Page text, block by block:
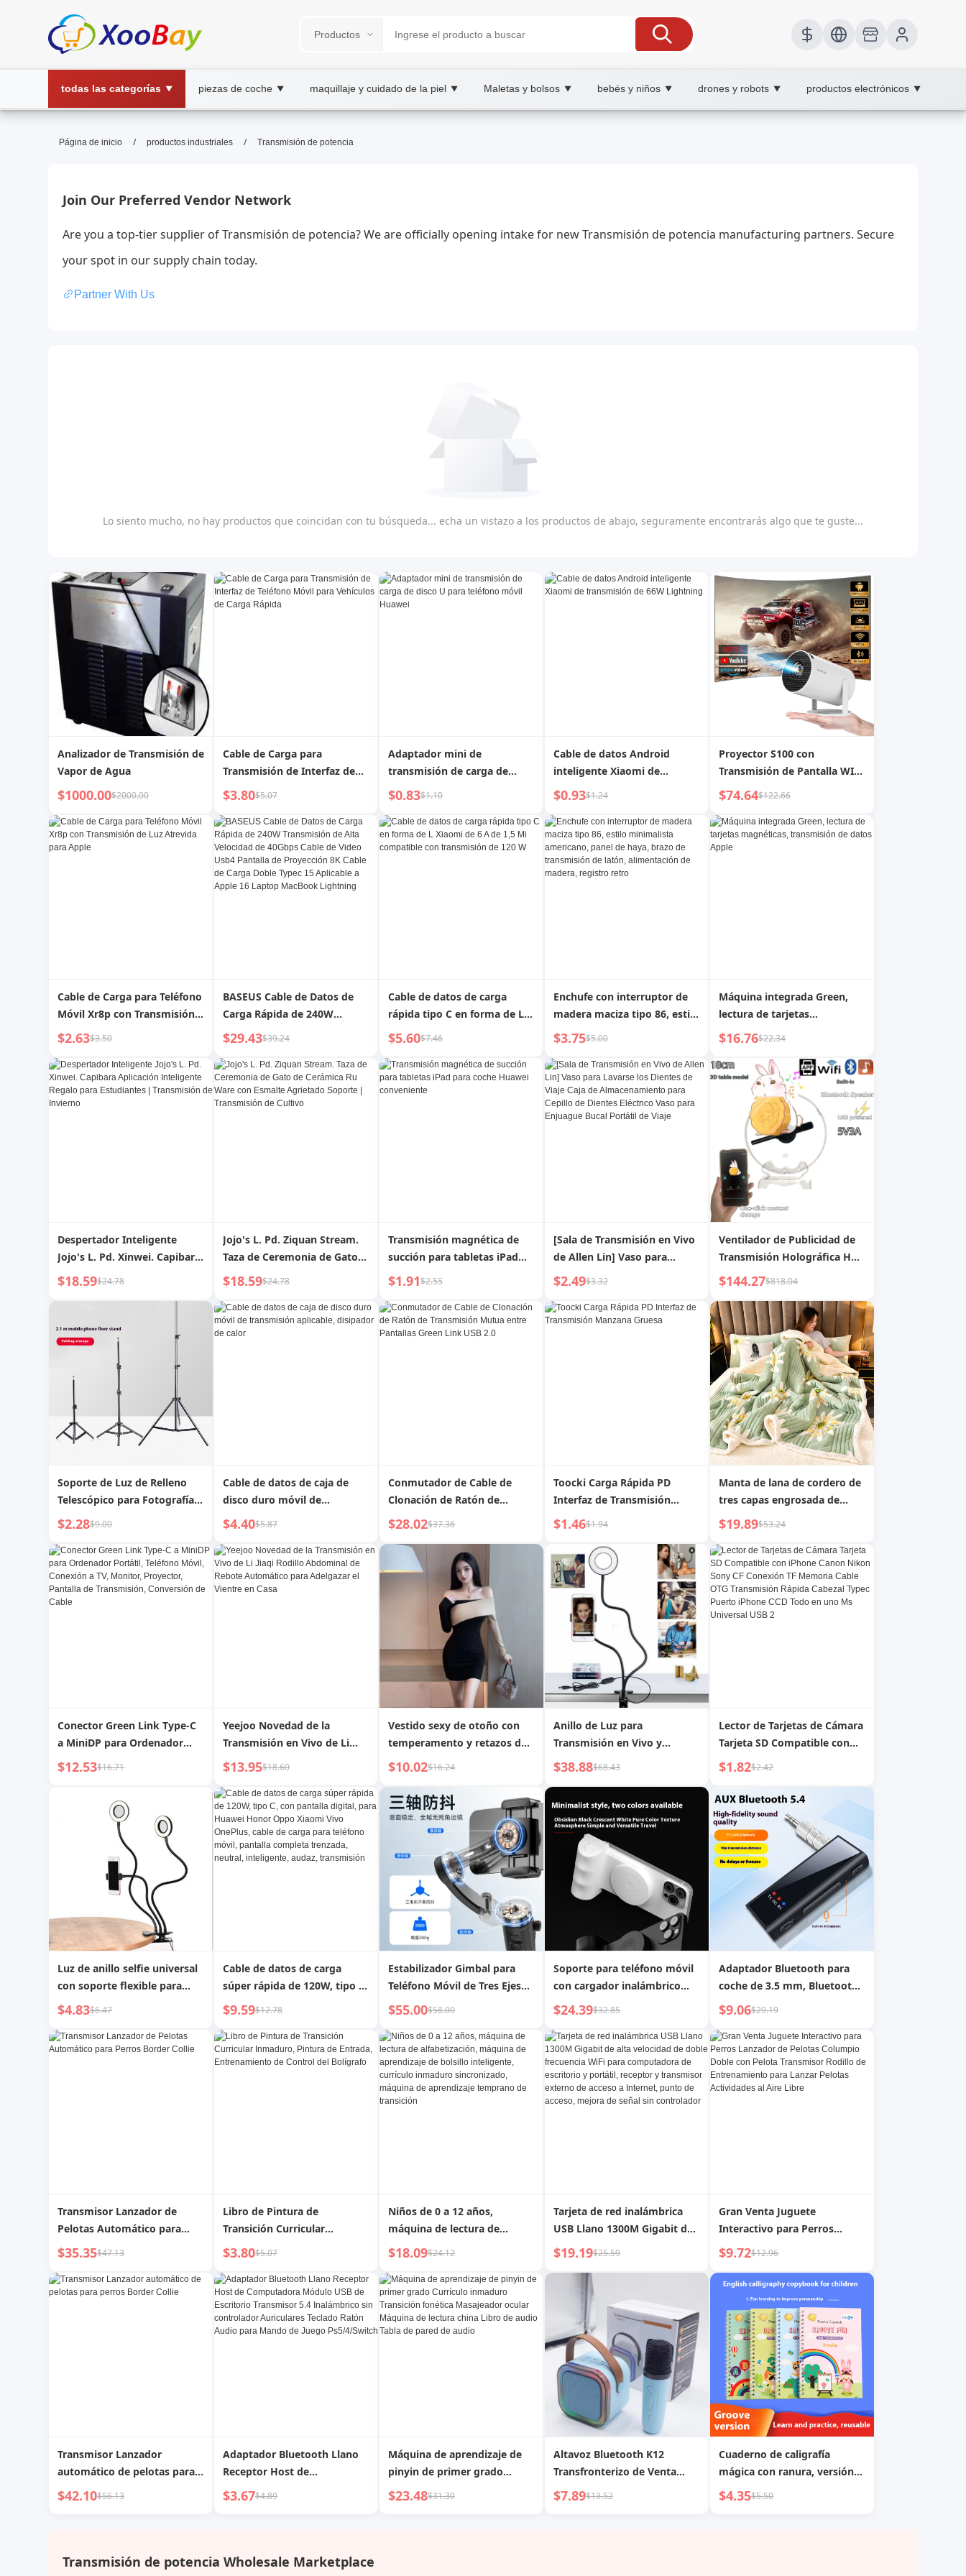
todas las categorías ▼ piezas de coche ▼ maquillaje y cuidado de la piel ▼ Maletas y bolsos ▼ bebés y niños ▼ drones y robots ▼ productos electrónicos ▼
Transmisión de potencia | XOOBAY B2B/B2C Marketplace
Página de inicio / productos industriales / Transmisión de potencia
Join Our Preferred Vendor Network
Are you a top-tier supplier of Transmisión de potencia? We are officially opening intake for new Transmisión de potencia manufacturing partners. Secure
your spot in our supply chain today.
Partner With Us
Lo siento mucho, no hay productos que coincidan con tu búsqueda... echa un vistazo a los productos de abajo, seguramente encontrarás algo que te guste...
Analizador de Transmisión de
Vapor de Agua
$1000.00$2000.00
Cable de Carga para
Transmisión de Interfaz de
Teléfono Móvil para
$3.80$5.07
Adaptador mini de
transmisión de carga de
disco U para teléfono móvil
$0.83$1.10
Cable de datos Android
inteligente Xiaomi de
transmisión de 66W
$0.93$1.24
Proyector S100 con
Transmisión de Pantalla WIFI
para Uso Doméstico Android
Bala
$74.64$122.66
Cable de Carga para Teléfono
Móvil Xr8p con Transmisión
de Luz Atrevida para Apple
$2.63$3.50
BASEUS Cable de Datos de
Carga Rápida de 240W
Transmisión de Alta
de Video Usb4 Pantalla de
Proyección 8K Cable de Carga
Doble Typec 15 Aplicable a
$29.43$39.24
Cable de datos de carga
rápida tipo C en forma de L
Xiaomi de 6 A de 1,5 Mi
de 120 W
$5.60$7.46
Enchufe con interruptor de
madera maciza tipo 86, estilo
minimalista americano,
transmisión de latón,
alimentación de madera,
registro retro
$3.75$5.00
Máquina integrada Green,
lectura de tarjetas
magnéticas, transmisión de
$16.76$22.34
Despertador Inteligente
Jojo's L. Pd. Xinwei. Capibara
Aplicación Inteligente Regalo
$18.59$24.78
Jojo's L. Pd. Ziquan Stream.
Taza de Ceremonia de Gato
de Cerámica Ru Ware con
Transmisión de Cultivo
$18.59$24.78
Transmisión magnética de
succión para tabletas iPad
para coche Huawei
$1.91$2.55
[Sala de Transmisión en Vivo
de Allen Lin] Vaso para
Lavarse los Dientes de Viaje
para Cepillo de Dientes
Eléctrico Vaso para Enjuague
$2.49$3.32
Ventilador de Publicidad de
Transmisión Holográfica HD
3D de 18cm
$144.27$818.04
Soporte de Luz de Relleno
Telescópico para Fotografía
de Transmisión en Vivo Móvil
$2.28$9.00
Cable de datos de caja de
disco duro móvil de
transmisión aplicable,
$4.40$5.87
Conmutador de Cable de
Clonación de Ratón de
Transmisión Mutua entre
$28.02$37.36
Toocki Carga Rápida PD
Interfaz de Transmisión
Manzana Gruesa
$1.46$1.94
Manta de lana de cordero de
tres capas engrosada de
terciopelo cálido para
de transmisión en vivo
Dropshipping
$19.89$53.24
Conector Green Link Type-C
a MiniDP para Ordenador
Portátil, Teléfono Móvil,
Transmisión, Conversión de
$12.53$16.71
Yeejoo Novedad de la
Transmisión en Vivo de Li
Jiaqi Rodillo Abdominal de
Adelgazar el Vientre en Casa
$13.95$18.60
Vestido sexy de otoño con
temperamento y retazos de
bloques de color, con
manga larga, para
transmisión en vivo de Año
Nuevo y Navidad, vestido
para presentadora
$10.02$16.24
Anillo de Luz para
Transmisión en Vivo y
Maquillaje
$38.88$68.43
Lector de Tarjetas de Cámara
Tarjeta SD Compatible con
iPhone Canon Nikon Sony CF
OTG Transmisión Rápida
Cabezal Typec Puerto iPhone
CCD Todo en uno Ms
Universal USB 2
$1.82$2.42
Luz de anillo selfie universal
con soporte flexible para
teléfono móvil, brazo
escritorio, luz LED para
transmisión en vivo, oficina,
$4.83$6.47
Cable de datos de carga
súper rápida de 120W, tipo C,
con pantalla digital, para
Vivo OnePlus, cable de carga
para teléfono móvil, pantalla
$9.59$12.78
Estabilizador Gimbal para
Teléfono Móvil de Tres Ejes
M02 Seguimiento Facial
Antivibración, Transmisión
en Vivo, Trípode de Mano
$55.00$58.00
Soporte para teléfono móvil
con cargador inalámbrico
para fotografía y transmisión
$24.39$32.85
Adaptador Bluetooth para
coche de 3.5 mm, Bluetooth
5.4, receptor y transmisor de
$9.06$29.19
Transmisor Lanzador de
Pelotas Automático para
Perros Border Collie
$35.35$47.13
Libro de Pintura de
Transición Curricular
Inmaduro, Pintura de
Control del Bolígrafo
$3.80$5.07
Niños de 0 a 12 años,
máquina de lectura de
alfabetización, máquina de
inteligente, currículo
inmaduro sincronizado,
máquina de aprendizaje
temprano de transición
$18.09$24.12
Tarjeta de red inalámbrica
USB Llano 1300M Gigabit de
alta velocidad de doble
computadora de escritorio y
portátil, receptor y
transmisor externo de
acceso a Internet, punto de
acceso, mejora de señal sin
controlador
$19.19$25.59
Gran Venta Juguete
Interactivo para Perros
Lanzador de Pelotas
Transmisor Rodillo de
Entrenamiento para Lanzar
Pelotas Actividades al Aire
Libre
$9.72$12.96
Transmisor Lanzador
automático de pelotas para
perros Border Collie
$42.10$56.13
Adaptador Bluetooth Llano
Receptor Host de
Computadora Módulo USB
Audio para Mando de Juego
$3.67$4.89
Máquina de aprendizaje de
pinyin de primer grado
Currículo inmaduro
$23.48$31.30
Altavoz Bluetooth K12
Transfronterizo de Venta
Caliente con Micrófono
$7.89$13.52
Cuaderno de caligrafía
mágica con ranura, versión
completa en inglés para
$4.35$5.50
Transmisión de potencia Wholesale Marketplace